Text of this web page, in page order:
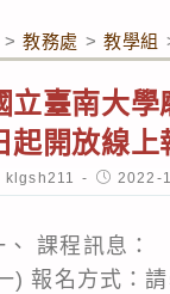
> 教務處 > 教學組
立臺南大
起開放線
klgsh211
Post2022-
、 課程訊息：
) 報名方式：